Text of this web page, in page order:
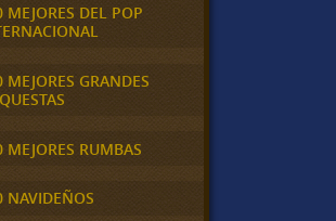
MEJORES DEL POP
MEJORES GRANDES
MEJORES RUMBAS
NAVIDEÑOS